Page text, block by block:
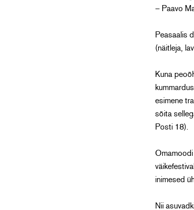
– Paavo
Peasaalis
(näitleja,
Kuna
esimene
sõita
Posti 18).
Omamoodi
inimesed
Nii